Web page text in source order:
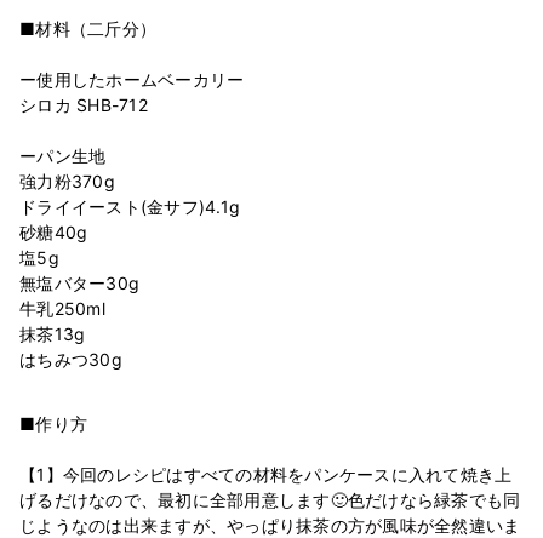
■材料（二斤分）
ー使用したホームベーカリー
シロカ SHB-712
ーパン生地
強力粉370g
ドライイースト(金サフ)4.1g
砂糖40g
塩5g
無塩バター30g
牛乳250ml
抹茶13g
■作り方
【1】今回のレシピはすべての材料をパンケースに入れて焼き上
げるだけなので、最初に全部用意します🙂色だけなら緑茶でも同
じようなのは出来ますが、やっぱり抹茶の方が風味が全然違いま